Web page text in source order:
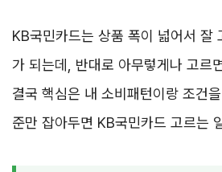
KB국민카드는 상품 폭이 넓어서 잘
가 되는데, 반대로 아무렇게나 고르
결국 핵심은 내 소비패턴이랑 조건
준만 잡아두면 KB국민카드 고르는